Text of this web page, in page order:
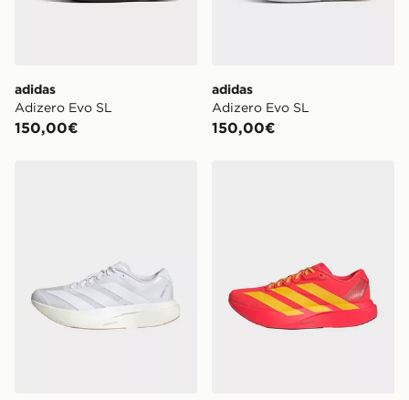
adidas
Adizero Evo SL
150,00€
adidas
Adizero Evo SL
150,00€